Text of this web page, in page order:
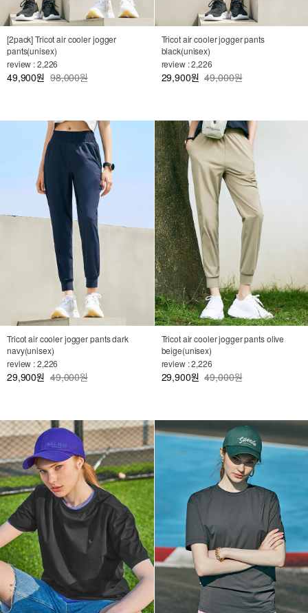
[2pack] Tricot air cooler jogger
pants(unisex)
review : 2,226
49,900원 98,000원
Tricot air cooler jogger pants
black(unisex)
review : 2,226
29,900원 49,000원
Tricot air cooler jogger pants dark
navy(unisex)
review : 2,226
29,900원 49,000원
Tricot air cooler jogger pants olive
beige(unisex)
review : 2,226
29,900원 49,000원